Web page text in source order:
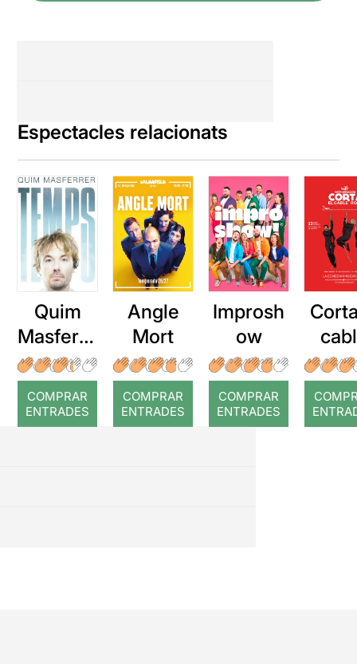
Espectacles relacionats
Quim
Masferre
r: Temps
COMPRAR
ENTRADES
Angle
Mort
COMPRAR
ENTRADES
Improsh
ow
COMPRAR
ENTRADES